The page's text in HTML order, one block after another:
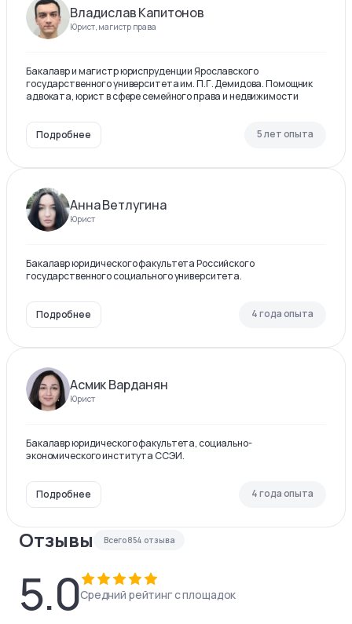
Владислав Капитонов
Юрист, магистр права
Бакалавр и магистр юриспруденции Ярославского
государственного университета им. П.Г. Демидова. Помощник
адвоката, юрист в сфере семейного права и недвижимости
Подробнее 5 лет опыта
Анна Ветлугина
Юрист
Бакалавр юридического факультета Российского
государственного социального университета.
Подробнее 4 года опыта
Асмик Варданян
Юрист
Бакалавр юридического факультета, социально-
экономического института ССЭИ.
Подробнее 4 года опыта
Отзывы Всего854 отзыва
5.0Средний рейтинг с площадок